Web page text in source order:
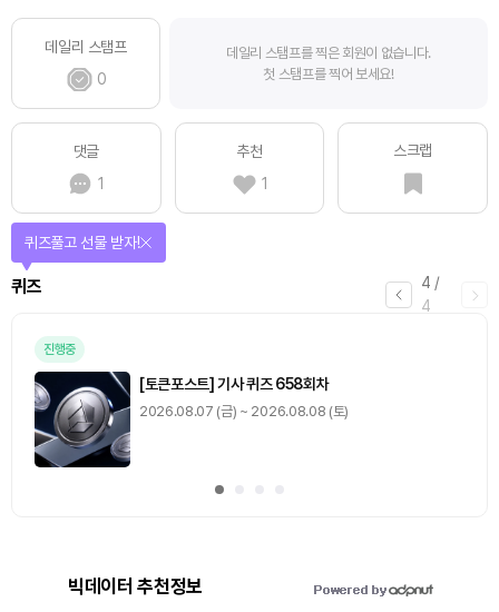
데일리 스탬프
0
데일리 스탬프를 찍은 회원이 없습니다.
첫 스탬프를 찍어 보세요!
댓글
1
추천
1
스크랩
4 /
4
퀴즈
퀴즈풀고 선물 받자!
진행중
[토큰포스트] 기사 퀴즈 658회차
2026.08.07 (금) ~ 2026.08.08 (토)
빅데이터 추천정보